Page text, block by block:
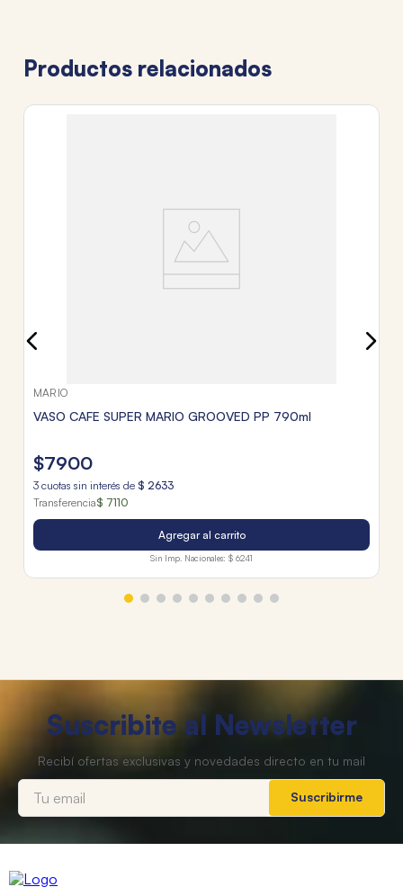
Productos relacionados
MARIO
VASO CAFE SUPER MARIO GROOVED PP 790ml
$7900
3 cuotas sin interés de $ 2633
Transferencia$ 7110
Agregar al carrito
Sin Imp. Nacionales: $ 6241
Suscribite al Newsletter
Suscribirme